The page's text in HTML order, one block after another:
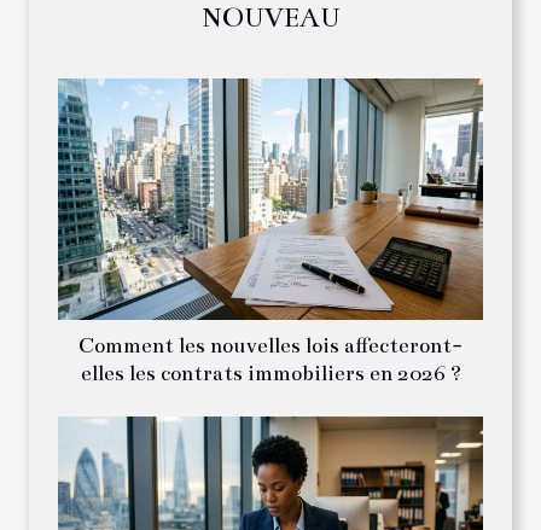
NOUVEAU
Comment les nouvelles lois affecteront-
elles les contrats immobiliers en 2026 ?